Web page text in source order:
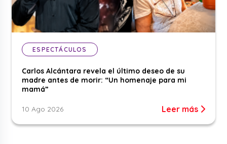
ESPECTÁCULOS
Carlos Alcántara revela el último deseo de su
madre antes de morir: “Un homenaje para mi
mamá”
10 Ago 2026 Leer más